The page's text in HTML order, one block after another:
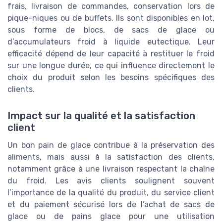
frais, livraison de commandes, conservation lors de
pique-niques ou de buffets. Ils sont disponibles en lot,
sous forme de blocs, de sacs de glace ou
d’accumulateurs froid à liquide eutectique. Leur
efficacité dépend de leur capacité à restituer le froid
sur une longue durée, ce qui influence directement le
choix du produit selon les besoins spécifiques des
clients.
Impact sur la qualité et la satisfaction
client
Un bon pain de glace contribue à la préservation des
aliments, mais aussi à la satisfaction des clients,
notamment grâce à une livraison respectant la chaîne
du froid. Les avis clients soulignent souvent
l’importance de la qualité du produit, du service client
et du paiement sécurisé lors de l’achat de sacs de
glace ou de pains glace pour une utilisation